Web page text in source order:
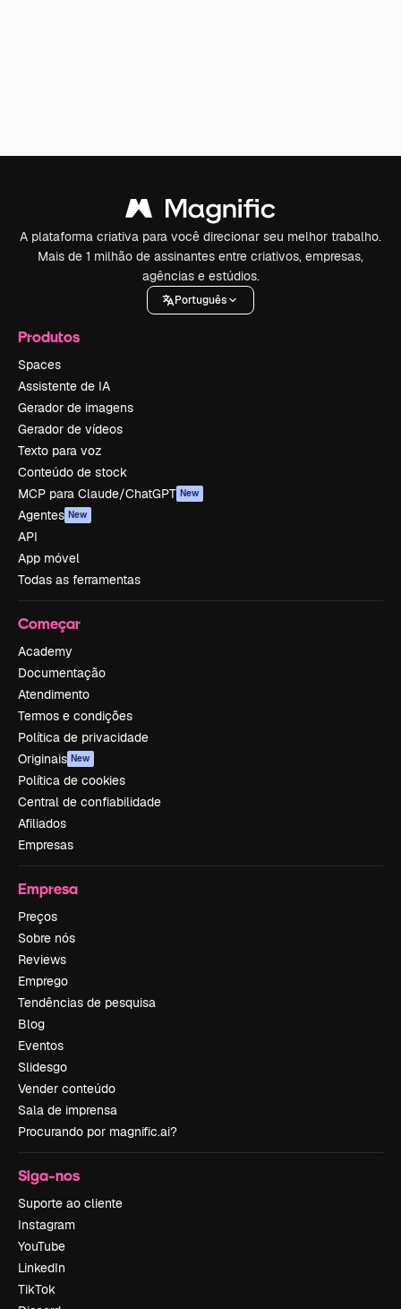
A plataforma criativa para você direcionar seu melhor trabalho.
Mais de 1 milhão de assinantes entre criativos, empresas,
agências e estúdios.
Português
Produtos
Spaces
Assistente de IA
Gerador de imagens
Gerador de vídeos
Texto para voz
Conteúdo de stock
MCP para Claude/ChatGPT New
Agentes New
API
App móvel
Todas as ferramentas
Começar
Academy
Documentação
Atendimento
Termos e condições
Política de privacidade
Originais New
Política de cookies
Central de confiabilidade
Afiliados
Empresas
Empresa
Preços
Sobre nós
Reviews
Emprego
Tendências de pesquisa
Blog
Eventos
Slidesgo
Vender conteúdo
Sala de imprensa
Procurando por magnific.ai?
Siga-nos
Suporte ao cliente
Instagram
YouTube
LinkedIn
TikTok